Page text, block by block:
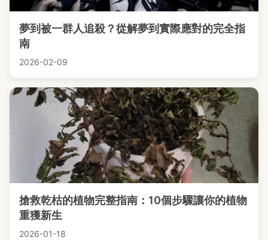
夢到被一群人追殺？從解夢到實際應對的完全指
南
2026-02-09
搶救乾枯的植物完整指南：10個步驟讓你的植物
重獲新生
2026-01-18